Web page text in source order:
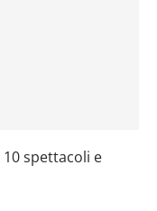
spettacoli e